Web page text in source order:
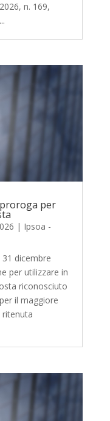
n. 169,
per
| Ipsoa -
dicembre
per utilizzare in
riconosciuto
il maggiore